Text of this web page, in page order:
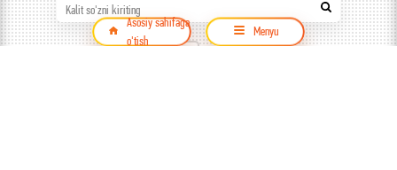
Asosiy sahifaga
o'tish
Menyu
Kalit so'zni kiriting